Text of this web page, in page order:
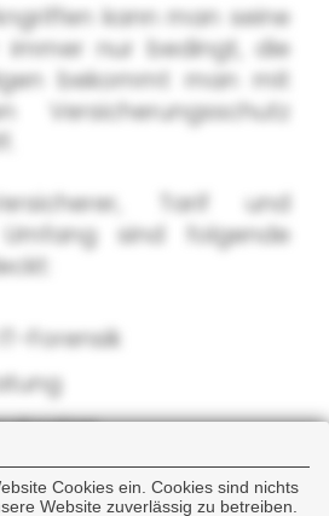
Cookies ein. Cookies sind nichts
Website zuverlässig zu betreiben.
kann man seine
immer nur bedingt, die
bekommt man mit
Versicherungsschutz
Tarif und
sind folgende
Forensik